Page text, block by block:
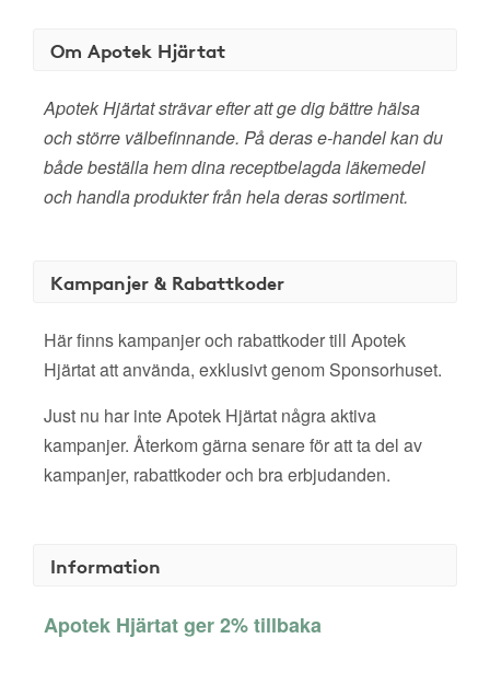
Om Apotek Hjärtat
Apotek Hjärtat strävar efter att ge dig bättre hälsa
och större välbefinnande. På deras e-handel kan du
både beställa hem dina receptbelagda läkemedel
och handla produkter från hela deras sortiment.
Kampanjer & Rabattkoder
Här finns kampanjer och rabattkoder till Apotek
Hjärtat att använda, exklusivt genom Sponsorhuset.
Just nu har inte Apotek Hjärtat några aktiva
kampanjer. Återkom gärna senare för att ta del av
kampanjer, rabattkoder och bra erbjudanden.
Information
Apotek Hjärtat ger 2% tillbaka